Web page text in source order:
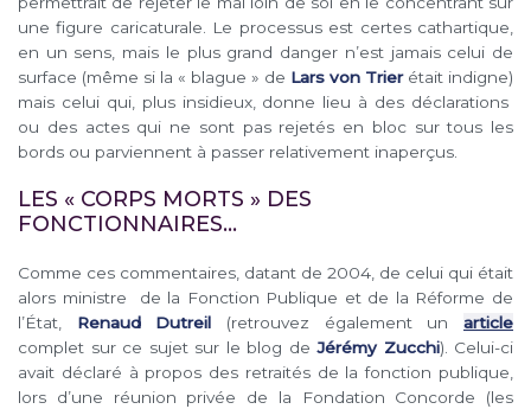
une figure caricaturale. Le processus est certes cathartique,
en un sens, mais le plus grand danger n’est jamais celui de
surface (même si la « blague » de Lars von Trierétait indigne)
mais celui qui, plus insidieux, donne lieu à des déclarations
ou des actes qui ne sont pas rejetés en bloc sur tous les
bords ou parviennent à passer relativement inaperçus.
LES « CORPS MORTS » DES
FONCTIONNAIRES…
Comme ces commentaires, datant de 2004, de celui qui était
alors ministre de la Fonction Publique et de la Réforme de
l’État, Renaud Dutreil (retrouvez également un
article
complet sur ce sujet sur le blog de Jérémy Zucchi). Celui-ci
avait déclaré à propos des retraités de la fonction publique,
lors d’une réunion privée de la Fondation Concorde (les